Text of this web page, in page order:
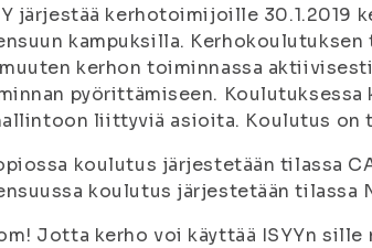
järjestää kerhotoimijoille 30.1.2019
kampuksilla.
kerhon toiminnassa
pyörittämiseen.
liittyviä asioita. Koulutus
koulutus järjestetään tilassa
koulutus järjestetään tilassa
Jotta kerho voi käyttää ISYYn